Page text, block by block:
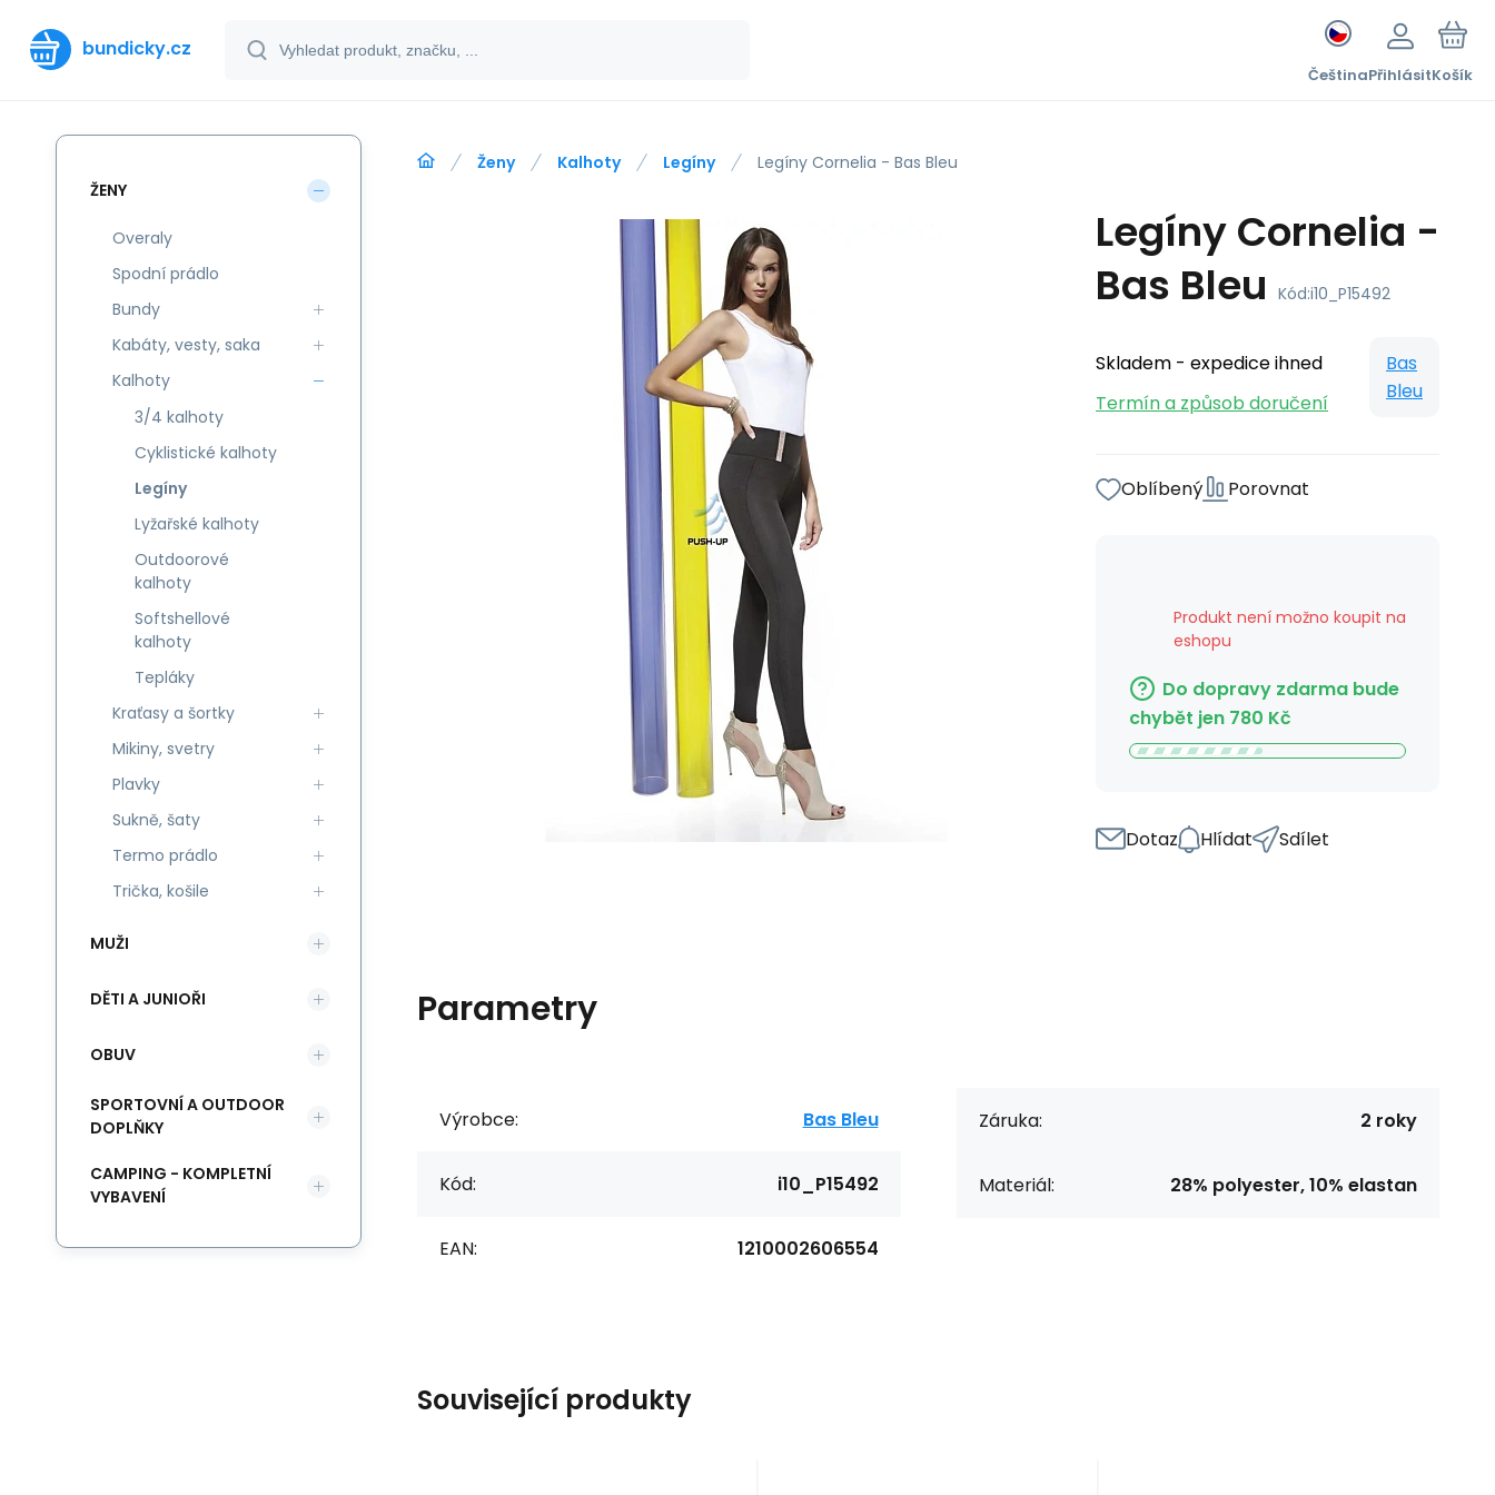
bundicky.cz
ČeštinaPřihlásitKošík
Ženy Kalhoty Legíny Legíny Cornelia - Bas Bleu
Legíny Cornelia -
Bas Bleu Kód:i10_P15492
Skladem - expedice ihned
Termín a způsob doručení
Bas
Bleu
Oblíbený Porovnat
Produkt není možno koupit na
eshopu
Do dopravy zdarma bude
chybět jen 780 Kč
Dotaz Hlídat Sdílet
Parametry
Výrobce: Bas Bleu
Kód: i10_P15492
EAN: 1210002606554
Záruka: 2 roky
Materiál: 28% polyester, 10% elastan
Související produkty
ŽENY
Overaly
Spodní prádlo
Bundy
Kabáty, vesty, saka
Kalhoty
3/4 kalhoty
Cyklistické kalhoty
Legíny
Lyžařské kalhoty
Outdoorové
kalhoty
Softshellové
kalhoty
Tepláky
Kraťasy a šortky
Mikiny, svetry
Plavky
Sukně, šaty
Termo prádlo
Trička, košile
MUŽI
DĚTI A JUNIOŘI
OBUV
SPORTOVNÍ A OUTDOOR
DOPLŇKY
CAMPING - KOMPLETNÍ
VYBAVENÍ